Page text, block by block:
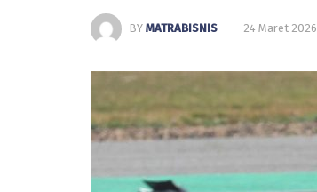
BY MATRABISNIS 24 Maret 2026